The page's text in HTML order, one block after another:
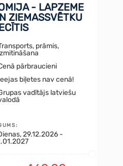
- LAPZEME
ZIEMASSVĒTKU
prāmis,
pārbraucieni
biļetes nav cenā!
vadītājs latviešu
:
, 29.12.2026 -